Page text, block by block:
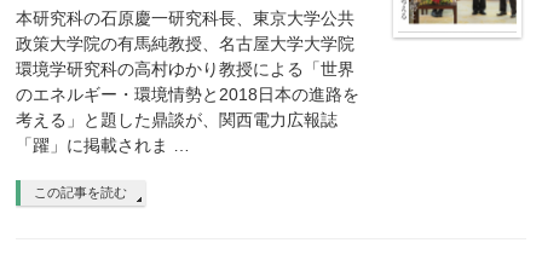
本研究科の石原慶一研究科長、東京大学公共
政策大学院の有馬純教授、名古屋大学大学院
環境学研究科の高村ゆかり教授による「世界
のエネルギー・環境情勢と2018日本の進路を
考える」と題した鼎談が、関西電力広報誌
「躍」に掲載されま …
この記事を読む